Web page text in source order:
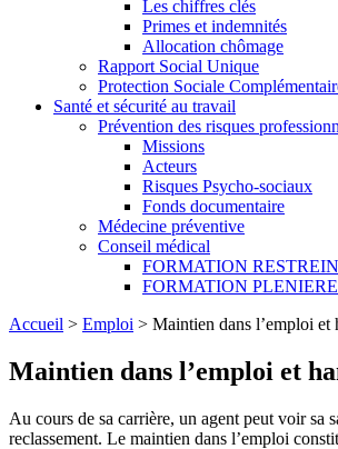
Les chiffres clés
Primes et indemnités
Allocation chômage
Rapport Social Unique
Protection Sociale
Santé et sécurité au travail
Prévention des risques
Missions
Acteurs
Risques Psycho-sociaux
Fonds documentaire
Médecine préventive
Conseil médical
FORMATION
FORMATION PLENIERE
Accueil > Emploi > Maintien dans l’emploi et
Maintien dans l’emploi et
Au cours de sa carrière, un agent peut voir sa
reclassement. Le maintien dans l’emploi